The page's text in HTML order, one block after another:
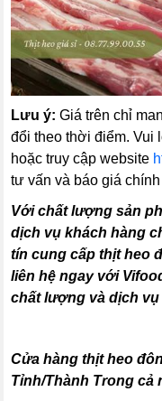
Lưu ý: Giá trên chỉ
đổi theo thời điểm. Vui
hoặc truy cập website
tư vấn và báo giá
Với chất lượng sản
dịch vụ khách hàng
tín cung cấp thịt heo
liên hệ ngay với
chất lượng và dịch
Cửa hàng thịt heo
Tỉnh/Thành Trong cả